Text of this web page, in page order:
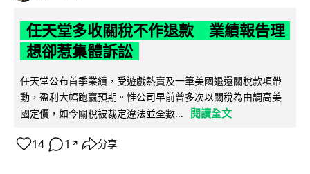
任天堂多收關稅不作退款 業績報告理
想卻惹集體訴訟
任天堂公布首季業績，受遊戲熱賣及一筆美國退還關稅款項帶
動，盈利大幅跑贏預期。惟公司早前曾多次以關稅為由調高美
國定價，如今關稅被裁定違法並全數...
閱讀全文
14 1 ↗ 分享